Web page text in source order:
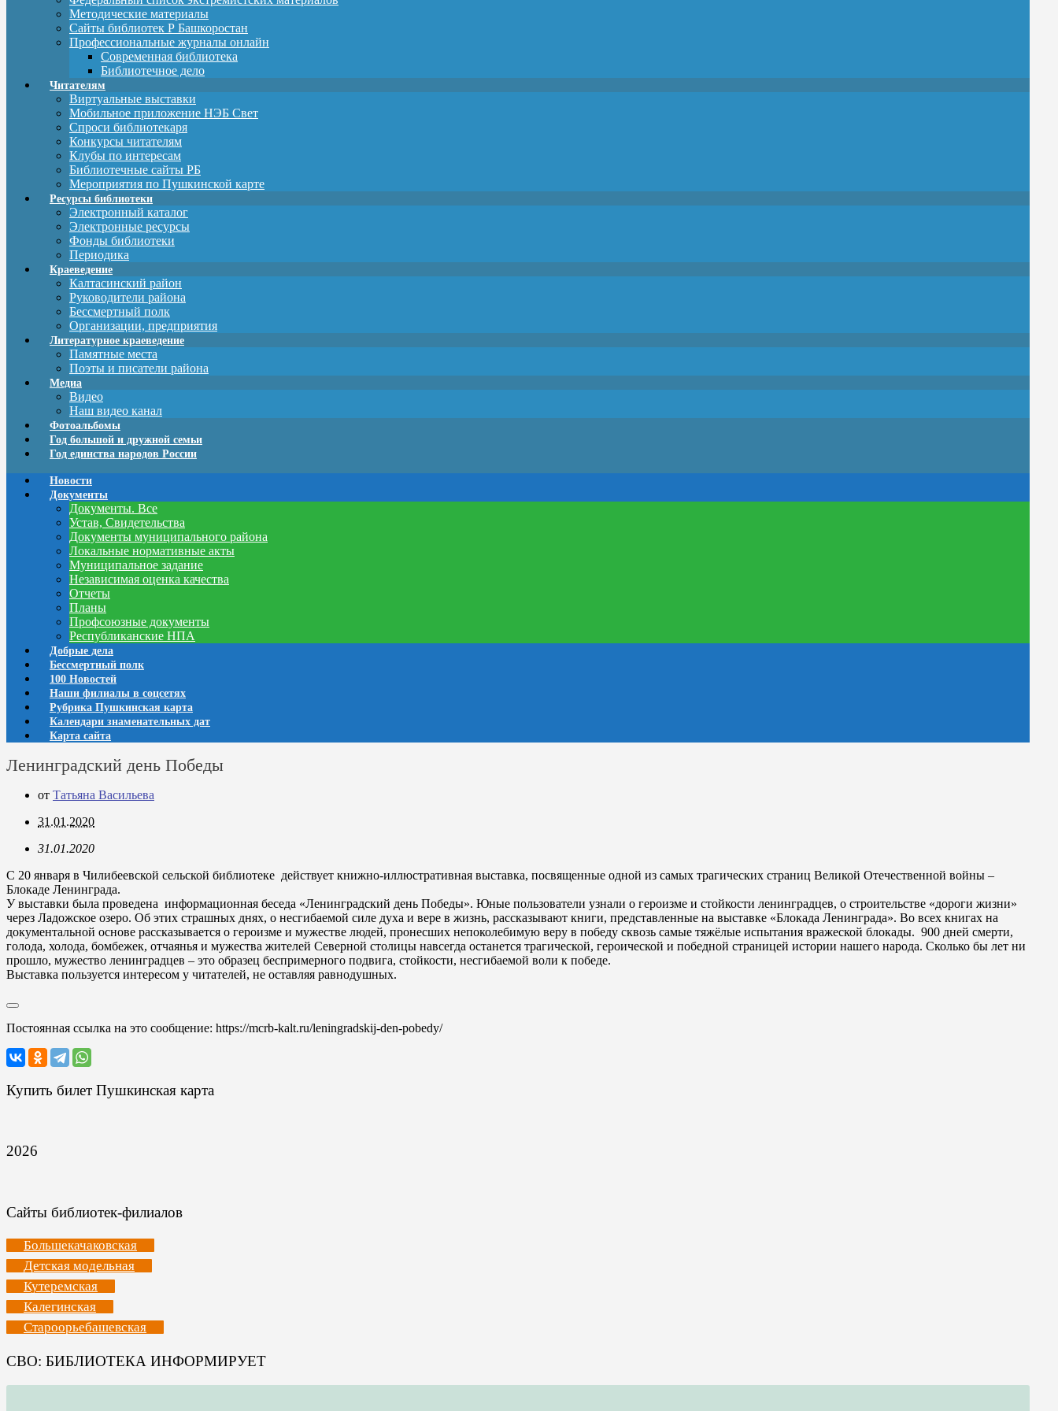
Методические материалы
Сайты библиотек Р Башкоростан
Профессиональные журналы онлайн
Современная библиотека
Библиотечное дело
Читателям
Виртуальные выставки
Мобильное приложение НЭБ Свет
Спроси библиотекаря
Конкурсы читателям
Клубы по интересам
Библиотечные сайты РБ
Мероприятия по Пушкинской карте
Ресурсы библиотеки
Электронный каталог
Электронные ресурсы
Фонды библиотеки
Периодика
Краеведение
Калтасинский район
Руководители района
Бессмертный полк
Организации, предприятия
Литературное краеведение
Памятные места
Поэты и писатели района
Медиа
Видео
Наш видео канал
Фотоальбомы
Год большой и дружной семьи
Год единства народов России
Новости
Документы
Документы. Все
Устав, Свидетельства
Документы муниципального района
Локальные нормативные акты
Муниципальное задание
Независимая оценка качества
Отчеты
Планы
Профсоюзные документы
Республиканские НПА
Добрые дела
Бессмертный полк
100 Новостей
Наши филиалы в соцсетях
Рубрика Пушкинская карта
Календари знаменательных дат
Карта сайта
Ленинградский день Победы
от Татьяна Васильева
31.01.2020
31.01.2020
C 20 января в Чилибеевской сельской библиотеке действует книжно-иллюстративная выставка, посвященные одной из самых трагических страниц Великой Отечественной войны –
Блокаде Ленинграда.
У выставки была проведена информационная беседа «Ленинградский день Победы». Юные пользователи узнали о героизме и стойкости ленинградцев, о строительстве «дороги жизни»
через Ладожское озеро. Об этих страшных днях, о несгибаемой силе духа и вере в жизнь, рассказывают книги, представленные на выставке «Блокада Ленинграда». Во всех книгах на
документальной основе рассказывается о героизме и мужестве людей, пронесших непоколебимую веру в победу сквозь самые тяжёлые испытания вражеской блокады. 900 дней смерти,
голода, холода, бомбежек, отчаянья и мужества жителей Северной столицы навсегда останется трагической, героической и победной страницей истории нашего народа. Сколько бы лет ни
прошло, мужество ленинградцев – это образец беспримерного подвига, стойкости, несгибаемой воли к победе.
Выставка пользуется интересом у читателей, не оставляя равнодушных.
Постоянная ссылка на это сообщение: https://mcrb-kalt.ru/leningradskij-den-pobedy/
Купить билет Пушкинская карта
2026
Сайты библиотек-филиалов
Большекачаковская
Детская модельная
Кутеремская
Калегинская
Староорьебашевская
СВО: БИБЛИОТЕКА ИНФОРМИРУЕТ